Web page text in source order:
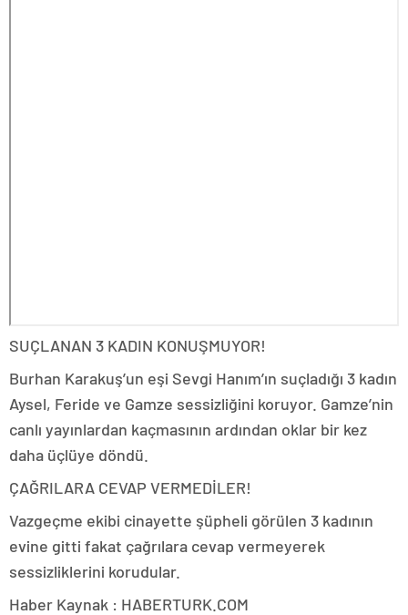
SUÇLANAN 3 KADIN KONUŞMUYOR!
Burhan Karakuş’un eşi Sevgi Hanım’ın suçladığı 3 kadın
Aysel, Feride ve Gamze sessizliğini koruyor. Gamze’nin
canlı yayınlardan kaçmasının ardından oklar bir kez
daha üçlüye döndü.
ÇAĞRILARA CEVAP VERMEDİLER!
Vazgeçme ekibi cinayette şüpheli görülen 3 kadının
evine gitti fakat çağrılara cevap vermeyerek
sessizliklerini korudular.
Haber Kaynak : HABERTURK.COM